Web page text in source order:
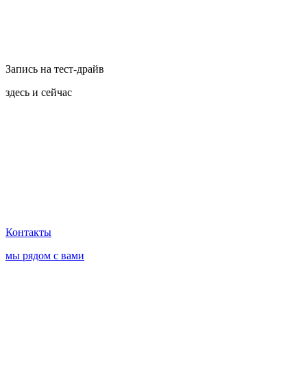
Запись на тест-драйв
здесь и сейчас
Контакты
мы рядом с вами